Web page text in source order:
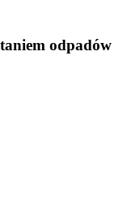
odpadów